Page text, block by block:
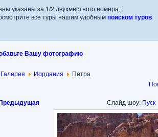
указаны за 1/2 двухместного номера;
все туры нашим удобным поиском туров
Вашу фотографию
Галерея Иордания
Петра
Слайд шоу: Пуск